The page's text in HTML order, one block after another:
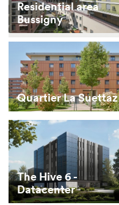
Residential area
Bussigny
Quartier La Suettaz
The Hive 6 -
Datacenter